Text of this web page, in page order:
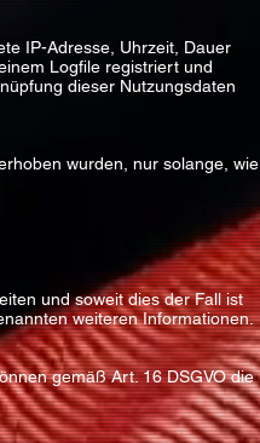
IP-Adresse, Uhrzeit, Dauer
Logfile registriert und
dieser Nutzungsdaten
wurden, nur solange, wie
und soweit dies der Fall ist
weiteren Informationen.
gemäß Art. 16 DSGVO die